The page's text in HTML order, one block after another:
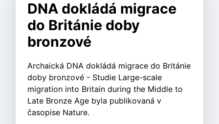
DNA dokládá migrace
do Británie doby
bronzové
Archaická DNA dokládá migrace do Británie
doby bronzové - Studie Large-scale
migration into Britain during the Middle to
Late Bronze Age byla publikovaná v
časopise Nature.